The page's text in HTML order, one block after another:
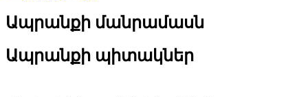
Ապրանքի մանրամասն
Ապրանքի պիտակներ